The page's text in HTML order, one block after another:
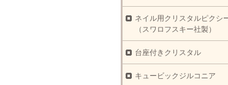
ネイル用クリスタルピクシ
（スワロフスキー社製）
台座付きクリスタル
キュービックジルコニア